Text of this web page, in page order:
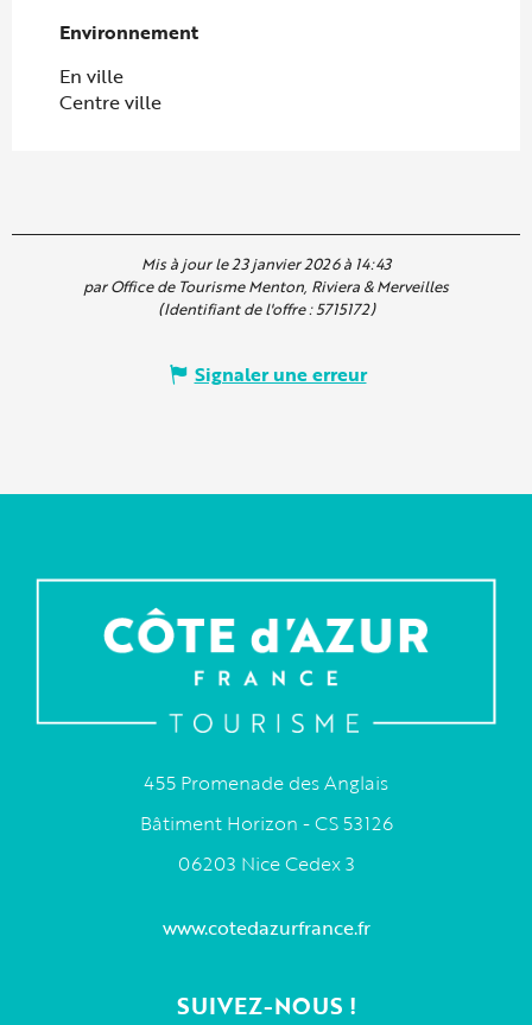
Environnement
Environnement
En ville
Centre ville
Mis à jour le 23 janvier 2026 à 14:43
par Office de Tourisme Menton, Riviera & Merveilles
(Identifiant de l'offre :5715172)
Signaler une erreur
455 Promenade des Anglais
Bâtiment Horizon - CS 53126
06203 Nice Cedex 3
www.cotedazurfrance.fr
SUIVEZ-NOUS !